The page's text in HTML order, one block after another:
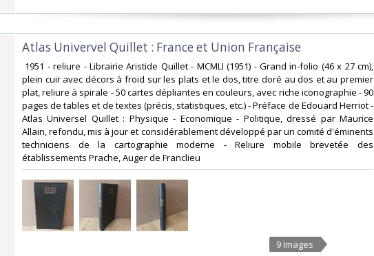
‎Atlas Univervel Quillet : France et Union Française‎
‎ 1951 - reliure - Librairie Aristide Quillet - MCMLI (1951) - Grand in-folio (46 x 27 cm),
plein cuir avec décors à froid sur les plats et le dos, titre doré au dos et au premier
plat, reliure à spirale - 50 cartes dépliantes en couleurs, avec riche iconographie - 90
pages de tables et de textes (précis, statistiques, etc.) - Préface de Edouard Herriot -
Atlas Universel Quillet : Physique - Economique - Politique, dressé par Maurice
Allain, refondu, mis à jour et considérablement développé par un comité d'éminents
techniciens de la cartographie moderne - Reliure mobile brevetée des
établissements Prache, Auger de Franclieu ‎
9 Images